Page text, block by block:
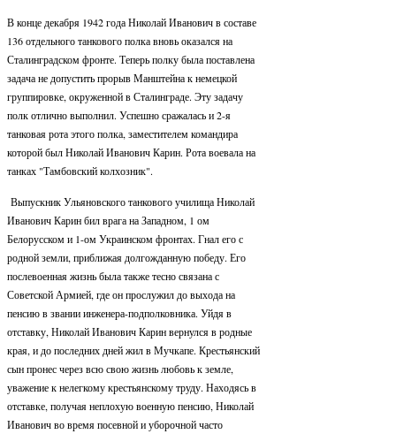
В конце декабря 1942 года Николай Иванович в составе
136 отдельного танкового полка вновь оказался на
Сталинградском фронте. Теперь полку была поставлена
задача не допустить прорыв Манштейна к немецкой
группировке, окруженной в Сталинграде. Эту задачу
полк отлично выполнил. Успешно сражалась и 2-я
танковая рота этого полка, заместителем командира
которой был Николай Иванович Карин. Рота воевала на
танках "Тамбовский колхозник".
Выпускник Ульяновского танкового училища Николай
Иванович Карин бил врага на Западном, 1 ом
Белорусском и 1-ом Украинском фронтах. Гнал его с
родной земли, приближая долгожданную победу. Его
послевоенная жизнь была также тесно связана с
Советской Армией, где он прослужил до выхода на
пенсию в звании инженера-подполковника. Уйдя в
отставку, Николай Иванович Карин вернулся в родные
края, и до последних дней жил в Мучкапе. Крестьянский
сын пронес через всю свою жизнь любовь к земле,
уважение к нелегкому крестьянскому труду. Находясь в
отставке, получая неплохую военную пенсию, Николай
Иванович во время посевной и уборочной часто